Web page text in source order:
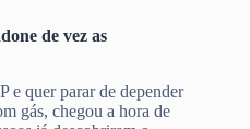
de vez as
e quer parar de depender
gás, chegou a hora de